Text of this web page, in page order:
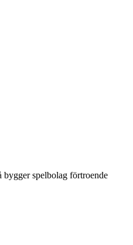
bygger spelbolag förtroende